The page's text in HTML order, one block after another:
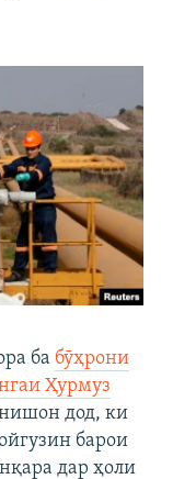
ба бӯҳрони
Ҳурмуз
нишон дод, ки
барои
дар ҳоли